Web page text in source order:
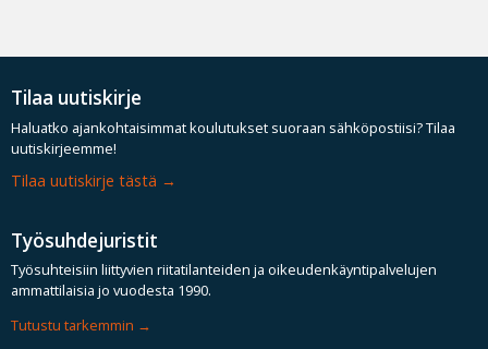
Tilaa uutiskirje
Haluatko ajankohtaisimmat koulutukset suoraan sähköpostiisi? Tilaa
uutiskirjeemme!
Tilaa uutiskirje tästä
Työsuhdejuristit
Työsuhteisiin liittyvien riitatilanteiden ja oikeudenkäyntipalvelujen
ammattilaisia jo vuodesta 1990.
Tutustu tarkemmin